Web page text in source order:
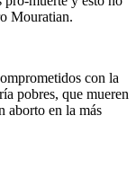
Mouratian.
con la
pobres, que mueren
aborto en la más